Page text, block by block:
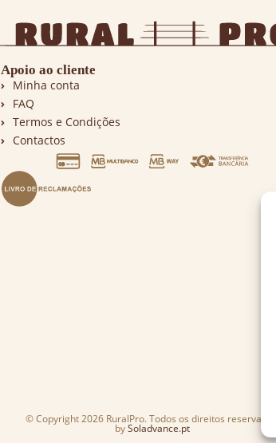
Apoio ao cliente
Minha conta
FAQ
Termos e Condições
Contactos
© Copyright 2026 RuralPro. Todos os direitos reservados.
bySoladvance.pt